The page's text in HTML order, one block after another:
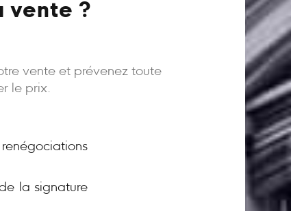
vente ?
vente et prévenez toute
le prix.
la signature